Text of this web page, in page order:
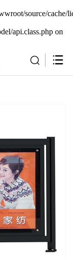
source/cache/
api.class.php on